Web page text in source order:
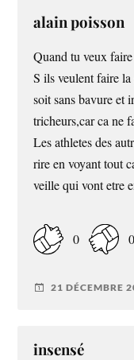
alain poisson
Quand tu veux
S ils veulent faire
soit sans bavure et
tricheurs,car ca ne
Les athletes des
rire en voyant tout
veille qui vont etre
0 0
21 DÉCEMBRE
insensé